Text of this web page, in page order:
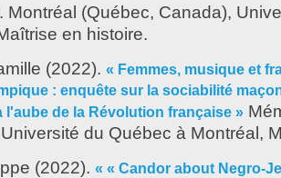
Montréal (Québec, Canada),
en histoire.
(2022). « Femmes, musique et
: enquête sur la sociabilité
l'aube de la Révolution française »
du Québec à Montréal,
(2022). « « Candor about Negro-